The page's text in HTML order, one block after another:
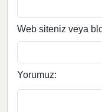
Web siteniz veya
Yorumuz: